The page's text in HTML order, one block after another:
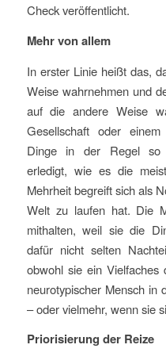
Check veröffentlicht.
Mehr von allem
In erster Linie heißt das,
Weise wahrnehmen und
auf die andere Weise
Gesellschaft oder
Dinge in der Regel so
erledigt, wie es die
Mehrheit begreift sich als
Welt zu laufen hat. Die
mithalten, weil sie die
dafür nicht selten
obwohl sie ein Vielfaches
neurotypischer Mensch in
– oder vielmehr, wenn sie
Priorisierung der Reize